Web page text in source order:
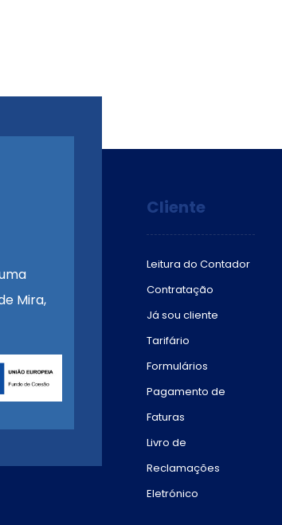
Mira,
Cliente
Leitura do Contador
Contratação
Já sou cliente
Tarifário
Formulários
Pagamento de
Faturas
Livro de
Reclamações
Eletrónico